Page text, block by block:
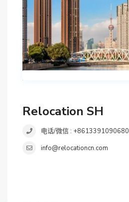
Relocation SH
电话/微信 : +8613391090680
info@relocationcn.com